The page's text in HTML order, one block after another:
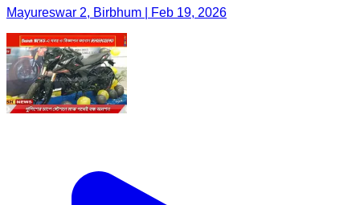
Mayureswar 2, Birbhum | Feb 19, 2026